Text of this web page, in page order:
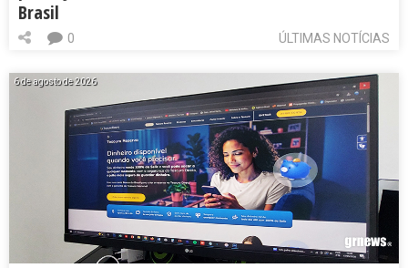
Brasil
ÚLTIMAS NOTÍCIAS
0
6 de agosto de 2026